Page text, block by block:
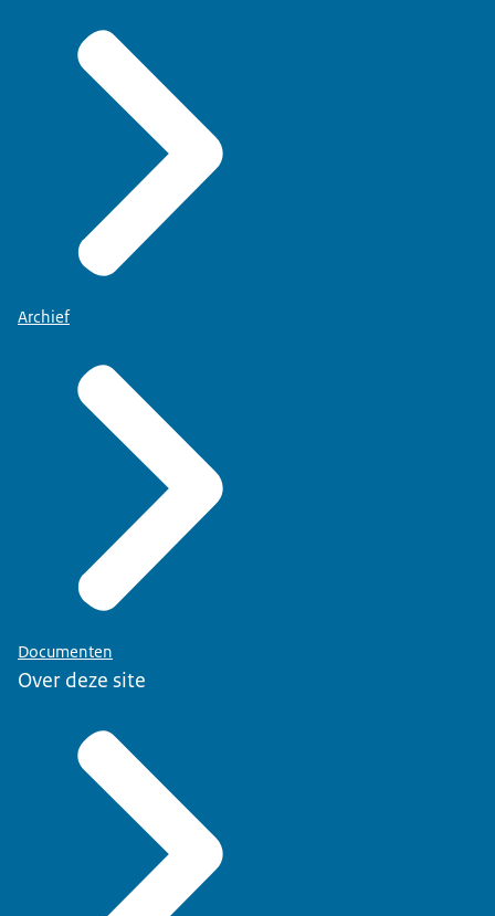
Archief
Documenten
Over deze site